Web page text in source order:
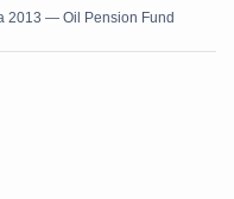
2013 — Oil Pension Fund